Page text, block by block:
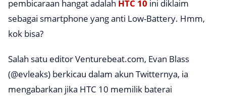
pembicaraan hangat adalah HTC 10 ini diklaim
sebagai smartphone yang anti Low-Battery. Hmm,
kok bisa?
Salah satu editorVenturebeat.com, Evan Blass
(@evleaks) berkicau dalam akun Twitternya, ia
mengabarkan jika HTC 10 memilik baterai